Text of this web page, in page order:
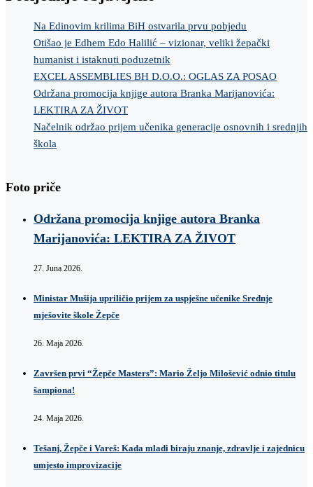
Na Edinovim krilima BiH ostvarila prvu pobjedu
Otišao je Edhem Edo Halilić – vizionar, veliki žepački
humanist i istaknuti poduzetnik
EXCEL ASSEMBLIES BH D.O.O.: OGLAS ZA POSAO
Održana promocija knjige autora Branka Marijanovića:
LEKTIRA ZA ŽIVOT
Načelnik održao prijem učenika generacije osnovnih i srednjih
škola
Foto priče
Održana promocija knjige autora Branka
Marijanovića: LEKTIRA ZA ŽIVOT
27. Juna 2026.
Ministar Mušija upriličio prijem za uspješne učenike Srednje
mješovite škole Žepče
26. Maja 2026.
Završen prvi “Žepče Masters”: Mario Željo Milošević odnio titulu
šampiona!
24. Maja 2026.
Tešanj, Žepče i Vareš: Kada mladi biraju znanje, zdravlje i zajednicu
umjesto improvizacije